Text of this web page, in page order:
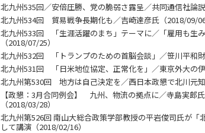
北九州535回／安倍圧勝、党の脆弱さ露呈／共同通信社論
北九州534回 貿易戦争長期化も／吉崎達彦氏（2018/09/06
北九州533回 「生涯活躍のまち」テーマに／「雇用も生
（2018/07/25）
北九州532回 「トランプのための首脳会談」／笹川平和
北九州531回 「日米地位協定、正常化を」／東京外大の伊
北九州第530回 地方は自己決定を／西日本政懇で北川元知
【政懇：3月合同例会】 九州、物流の拠点に／寺島実郎
（2018/03/28）
北九州第526回 南山大総合政策学部教授の平岩俊司氏が
して講演（2018/02/16）